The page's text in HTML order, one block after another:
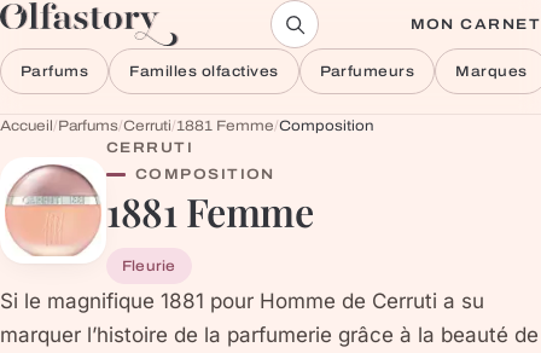
Aller au contenu MON CARNET
Parfums Familles olfactives Parfumeurs Marques
Accueil/Parfums/Cerruti/1881 Femme/Composition
CERRUTI
COMPOSITION
1881 Femme
Fleurie
Si le magnifique 1881 pour Homme de Cerruti a su
marquer l’histoire de la parfumerie grâce à la beauté de